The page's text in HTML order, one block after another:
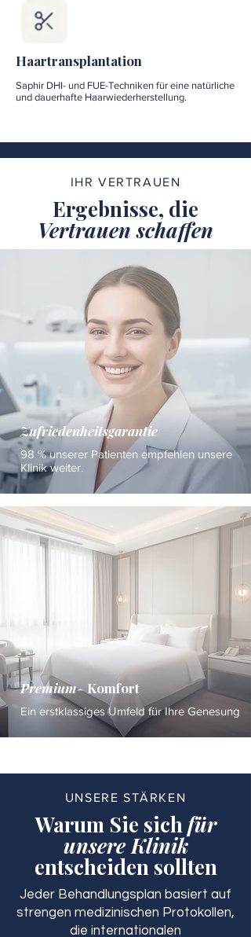
Haartransplantation
Saphir DHI- und FUE-Techniken für eine natürliche
und dauerhafte Haarwiederherstellung.
IHR VERTRAUEN
Ergebnisse, die
Vertrauen schaffen
Zufriedenheitsgarantie
98 % unserer Patienten empfehlen unsere
Klinik weiter.
Premium-Komfort
Ein erstklassiges Umfeld für Ihre Genesung
UNSERE STÄRKEN
Warum Sie sichfür
unsere Klinik
entscheiden sollten
Jeder Behandlungsplan basiert auf
strengen medizinischen Protokollen,
die internationalen